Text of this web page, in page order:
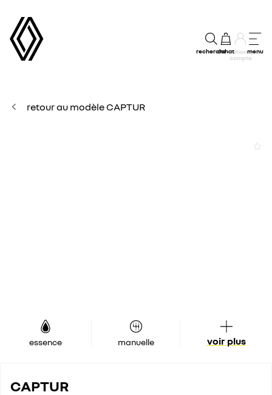
rechercheachatmon
compte
menu
retour au modèle CAPTUR
essence manuelle voir plus
CAPTUR